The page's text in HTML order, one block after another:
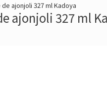
ajonjoli 327 ml Kadoya
ajonjoli 327 ml